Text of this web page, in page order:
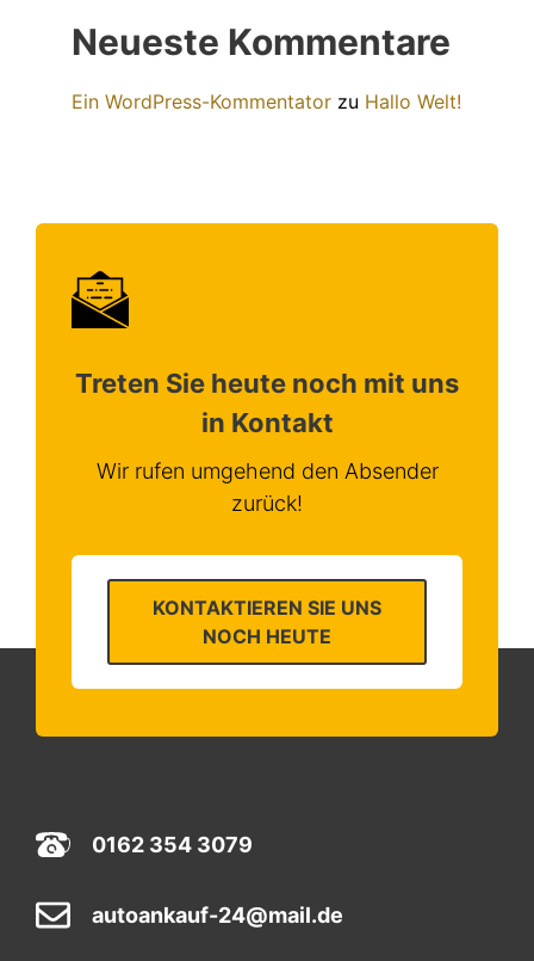
Neueste Kommentare
Ein WordPress-Kommentator zu Hallo Welt!
Treten Sie heute noch mit uns
in Kontakt
Wir rufen umgehend den Absender
zurück!
KONTAKTIEREN SIE UNS
NOCH HEUTE
0162 354 3079
autoankauf-24@mail.de